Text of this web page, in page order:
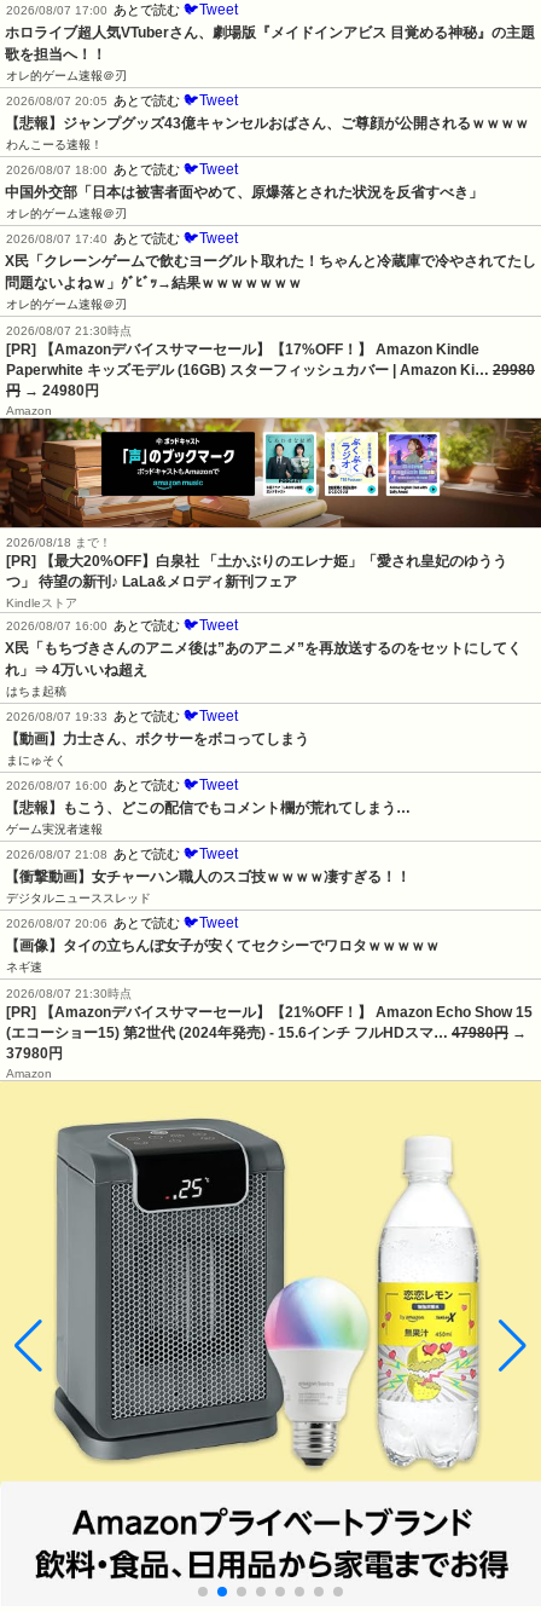
2026/08/07 17:00
あとで読む 🐦Tweet
ホロライブ超人気VTuberさん、劇場版『メイドインアビス 目覚める神秘』の主題
歌を担当へ！！
オレ的ゲーム速報＠刃
2026/08/07 20:05
あとで読む 🐦Tweet
【悲報】ジャンプグッズ43億キャンセルおばさん、ご尊顔が公開されるｗｗｗｗ
わんこーる速報！
2026/08/07 18:00
あとで読む 🐦Tweet
中国外交部「日本は被害者面やめて、原爆落とされた状況を反省すべき」
オレ的ゲーム速報＠刃
2026/08/07 17:40
あとで読む 🐦Tweet
X民「クレーンゲームで飲むヨーグルト取れた！ちゃんと冷蔵庫で冷やされてたし
問題ないよねｗ」ｸﾞﾋﾞｯ→結果ｗｗｗｗｗｗｗ
オレ的ゲーム速報＠刃
2026/08/07 21:30時点
[PR] 【Amazonデバイスサマーセール】【17%OFF！】 Amazon Kindle
Paperwhite キッズモデル (16GB) スターフィッシュカバー | Amazon Ki… 29980
円 → 24980円
Amazon
2026/08/18 まで！
[PR] 【最大20%OFF】白泉社 「土かぶりのエレナ姫」「愛され皇妃のゆうう
つ」 待望の新刊♪ LaLa&メロディ新刊フェア
Kindleストア
2026/08/07 16:00
あとで読む 🐦Tweet
X民「もちづきさんのアニメ後は”あのアニメ”を再放送するのをセットにしてく
れ」⇒ 4万いいね超え
はちま起稿
2026/08/07 19:33
あとで読む 🐦Tweet
【動画】力士さん、ボクサーをボコってしまう
まにゅそく
2026/08/07 16:00
あとで読む 🐦Tweet
【悲報】もこう、どこの配信でもコメント欄が荒れてしまう…
ゲーム実況者速報
2026/08/07 21:08
あとで読む 🐦Tweet
【衝撃動画】女チャーハン職人のスゴ技ｗｗｗｗ凄すぎる！！
デジタルニューススレッド
2026/08/07 20:06
あとで読む 🐦Tweet
【画像】タイの立ちんぼ女子が安くてセクシーでワロタｗｗｗｗｗ
ネギ速
2026/08/07 21:30時点
[PR] 【Amazonデバイスサマーセール】【21%OFF！】 Amazon Echo Show 15
(エコーショー15) 第2世代 (2024年発売) - 15.6インチ フルHDスマ… 47980円 →
37980円
Amazon